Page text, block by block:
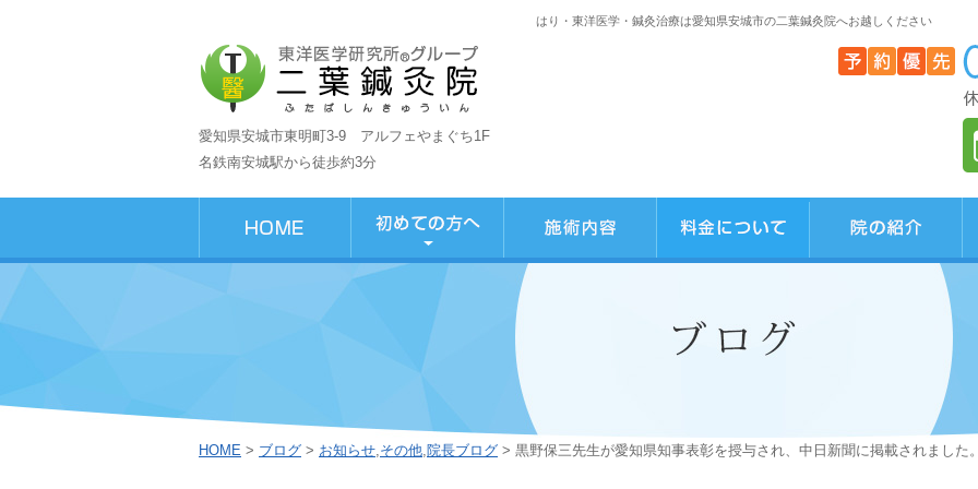
はり・東洋医学・鍼灸治療は愛知県安城市の二葉鍼灸院へお越しください
愛知県安城市東明町3-9 アルフェやまぐち1F
名鉄南安城駅から徒歩約3分
HOME > ブログ > お知らせ,その他,院長ブログ > 黒野保三先生が愛知県知事表彰を授与され、中日新聞に掲載されました